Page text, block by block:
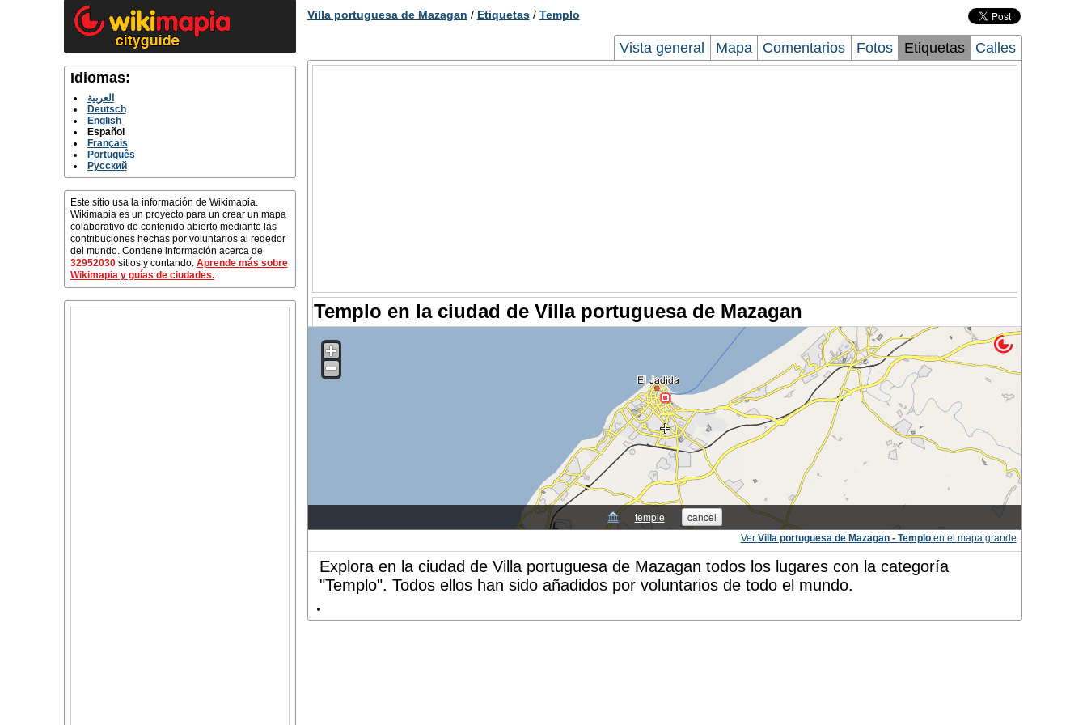
Idiomas:
العربية
Deutsch
English
Español
Français
Português
Русский
Este sitio usa la información de Wikimapia.
Wikimapia es un proyecto para un crear un mapa
colaborativo de contenido abierto mediante las
contribuciones hechas por voluntarios al rededor
del mundo. Contiene información acerca de
32952030sitios y contando. Aprende más sobre
Wikimapia y guías de ciudades..
Villa portuguesa de Mazagan / Etiquetas/ Templo
Vista general Mapa Comentarios Fotos Etiquetas Calles
Templo en la ciudad de Villa portuguesa de Mazagan
Ver Villa portuguesa de Mazagan - Temploen el mapa grande.
Explora en la ciudad de Villa portuguesa de Mazagan todos los lugares con la categoría
"Templo". Todos ellos han sido añadidos por voluntarios de todo el mundo.